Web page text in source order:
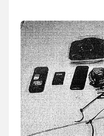
שרקי
מרב"ד
תעבורה אסירים